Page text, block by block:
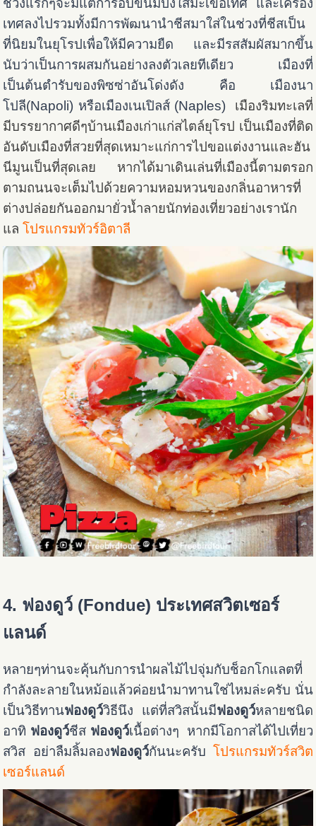
ช่วงแรกๆจะมีแต่การอบขนมปังใส่มะเขือเทศ และเครื่อง
เทศลงไปรวมทั้งมีการพัฒนานำชีสมาใส่ในช่วงที่ชีสเป็น
ที่นิยมในยุโรปเพื่อให้มีความยืด และมีรสสัมผัสมากขึ้น
นับว่าเป็นการผสมกันอย่างลงตัวเลยทีเดียว เมืองที่
เป็นต้นตำรับของพิซซ่าอันโด่งดัง คือ เมืองนา
โปลี(Napoli) หรือเมืองเนเปิลส์ (Naples)
เมืองริมทะเลที่
มีบรรยากาศดีๆบ้านเมืองเก่าแก่สไตล์ยุโรป เป็นเมืองที่ติด
อันดับเมืองที่สวยที่สุดเหมาะแก่การไปขอแต่งงานและฮัน
นีมูนเป็นที่สุดเลย หากได้มาเดินเล่นที่เมืองนี้ตามตรอก
ตามถนนจะเต็มไปด้วยความหอมหวนของกลิ่นอาหารที่
ต่างปล่อยกันออกมายั่วน้ำลายนักท่องเที่ยวอย่างเรานัก
แลโปรแกรมทัวร์อิตาลี
4. ฟองดูว์ (Fondue) ประเทศสวิตเซอร์
แลนด์
หลายๆท่านจะคุ้นกับการนำผลไม้ไปจุ่มกับช็อกโกแลตที่
กำลังละลายในหม้อแล้วค่อยนำมาทานใช่ไหมล่ะครับ นั่น
เป็นวิธีทานฟองดูว์วิธีนึง แต่ที่สวิสนั้นมีฟองดูว์หลายชนิด
อาทิ ฟองดูว์ชีส ฟองดูว์เนื้อต่างๆ หากมีโอกาสได้ไปเที่ยว
สวิส อย่าลืมลิ้มลองฟองดูว์กันนะครับ โปรแกรมทัวร์สวิต
เซอร์แลนด์